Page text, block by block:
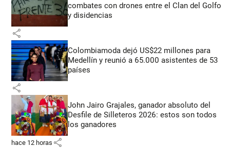
combates con drones entre el Clan del Golfo
y disidencias
share
Colombiamoda dejó US$22 millones para
Medellín y reunió a 65.000 asistentes de 53
países
share
John Jairo Grajales, ganador absoluto del
Desfile de Silleteros 2026: estos son todos
los ganadores
hace 12 horas share